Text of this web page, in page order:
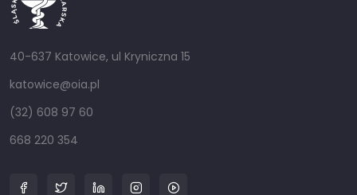
40-637 Katowice, ul Kryniczna 15
katowice@oia.pl
(32) 608 97 60
668 220 354